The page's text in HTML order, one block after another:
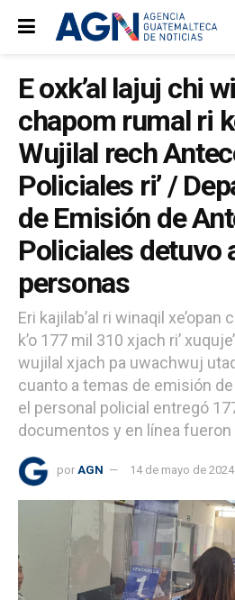
E oxk’al lajuj chi
chapom rumal ri
Wujilal rech
Policiales ri’ /
de Emisión de
Policiales detuvo
personas
Eri kajilab’al ri winaqil
k’o 177 mil 310 xjach ri’
wujilal xjach pa uwachwuj
cuanto a temas de emisión
el personal policial entregó
documentos y en línea fueron
por AGN 14 de mayo de 2024